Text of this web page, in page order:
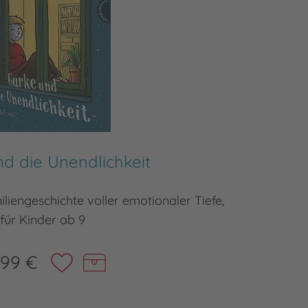
die Unendlichkeit
voller emotionaler Tiefe,
für Kinder ab 9
€